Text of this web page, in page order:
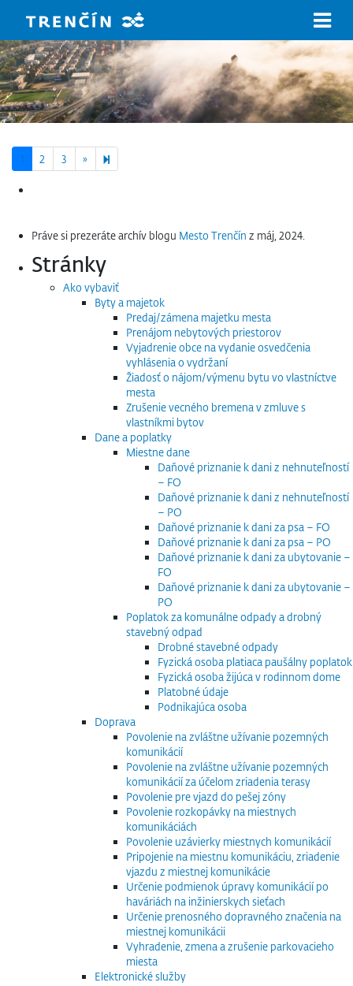
1 2 3 » Next page
9
Práve si prezeráte archív blogu Mesto Trenčín z máj, 2024.
Stránky
Ako vybaviť
Byty a majetok
Predaj/zámena majetku mesta
Prenájom nebytových priestorov
Vyjadrenie obce na vydanie osvedčenia
vyhlásenia o vydržaní
Žiadosť o nájom/výmenu bytu vo vlastníctve
mesta
Zrušenie vecného bremena v zmluve s
vlastníkmi bytov
Dane a poplatky
Miestne dane
Daňové priznanie k dani z nehnuteľností
– FO
Daňové priznanie k dani z nehnuteľností
– PO
Daňové priznanie k dani za psa – FO
Daňové priznanie k dani za psa – PO
Daňové priznanie k dani za ubytovanie –
FO
Daňové priznanie k dani za ubytovanie –
PO
Poplatok za komunálne odpady a drobný
stavebný odpad
Drobné stavebné odpady
Fyzická osoba platiaca paušálny poplatok
Fyzická osoba žijúca v rodinnom dome
Platobné údaje
Podnikajúca osoba
Doprava
Povolenie na zvláštne užívanie pozemných
komunikácií
Povolenie na zvláštne užívanie pozemných
komunikácií za účelom zriadenia terasy
Povolenie pre vjazd do pešej zóny
Povolenie rozkopávky na miestnych
komunikáciách
Povolenie uzávierky miestnych komunikácií
Pripojenie na miestnu komunikáciu, zriadenie
vjazdu z miestnej komunikácie
Určenie podmienok úpravy komunikácií po
haváriách na inžinierskych sieťach
Určenie prenosného dopravného značenia na
miestnej komunikácii
Vyhradenie, zmena a zrušenie parkovacieho
miesta
Elektronické služby